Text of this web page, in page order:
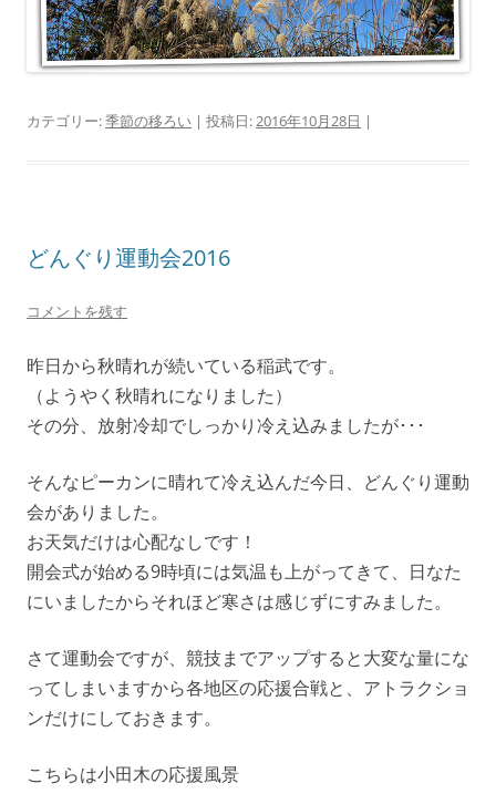
カテゴリー:季節の移ろい | 投稿日:2016年10月28日 |
どんぐり運動会2016
コメントを残す
昨日から秋晴れが続いている稲武です。
（ようやく秋晴れになりました）
その分、放射冷却でしっかり冷え込みましたが･･･
そんなピーカンに晴れて冷え込んだ今日、どんぐり運動
会がありました。
お天気だけは心配なしです！
開会式が始める9時頃には気温も上がってきて、日なた
にいましたからそれほど寒さは感じずにすみました。
さて運動会ですが、競技までアップすると大変な量にな
ってしまいますから各地区の応援合戦と、アトラクショ
ンだけにしておきます。
こちらは小田木の応援風景